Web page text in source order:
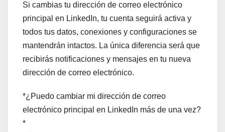
Si cambias tu dirección de correo electrónico
principal en LinkedIn, tu cuenta seguirá activa y
todos tus datos, conexiones y configuraciones se
mantendrán intactos. La única diferencia será que
recibirás notificaciones y mensajes en tu nueva
dirección de correo electrónico.
*¿Puedo cambiar mi dirección de correo
electrónico principal en LinkedIn más de una vez?
*